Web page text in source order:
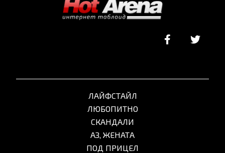
ЛАЙФСТАЙЛ
ЛЮБОПИТНО
СКАНДАЛИ
АЗ, ЖЕНАТА
ПОД ПРИЦЕЛ